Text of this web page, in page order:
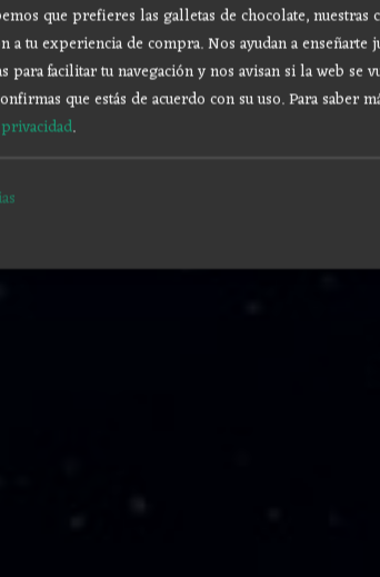
que prefieres las galletas de chocolate,
a tu experiencia de compra. Nos ayudan a enseñarte
para facilitar tu navegación y nos avisan si la web se
que estás de acuerdo con su uso.Para saber
.